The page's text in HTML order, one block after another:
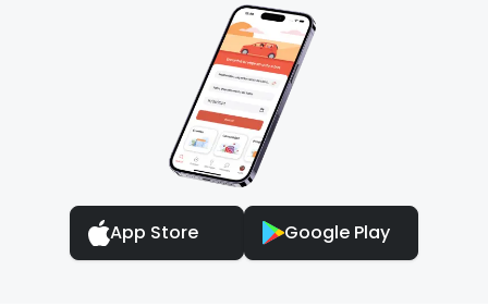
App Store Google Play